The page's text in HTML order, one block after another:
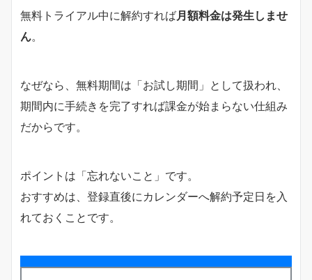
無料トライアル中に解約すれば月額料金は発生しませ
ん。
なぜなら、無料期間は「お試し期間」として扱われ、
期間内に手続きを完了すれば課金が始まらない仕組み
だからです。
ポイントは「忘れないこと」です。
おすすめは、登録直後にカレンダーへ解約予定日を入
れておくことです。